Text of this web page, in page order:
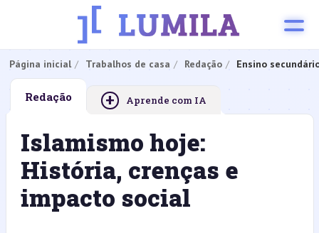
Página inicial Trabalhos de casa Redação Ensino
Redação + Aprende com IA
Islamismo hoje:
História, crenças e
impacto social